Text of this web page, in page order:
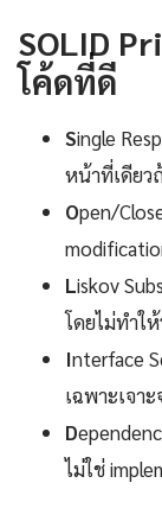
SOLID
โค้ดที่ดี
Single
หน้าที่เดียว
Open/
Liskov
โดยไม่ทำใ
Interface
เฉพาะเจา
D
ไม่ใช่